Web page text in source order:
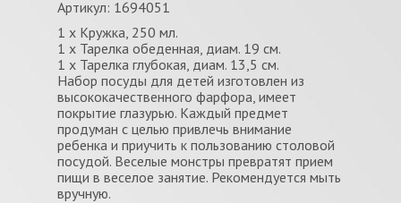
Артикул: 1694051
1 х Кружка, 250 мл.
1 х Тарелка обеденная, диам. 19 см.
1 х Тарелка глубокая, диам. 13,5 см.
Набор посуды для детей изготовлен из
высококачественного фарфора, имеет
покрытие глазурью. Каждый предмет
продуман с целью привлечь внимание
ребенка и приучить к пользованию столовой
посудой. Веселые монстры превратят прием
пищи в веселое занятие. Рекомендуется мыть
вручную.